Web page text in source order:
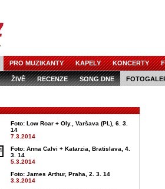
PRO MUZIKANTY KAPELY KONCERTY
ŽIVĚ RECENZE SONG DNE
Foto: Low Roar + Oly., Varšava (PL), 6. 3.
14
7.3.2014
Foto: Anna Calvi + Katarzia, Bratislava, 4.
3. 14
5.3.2014
Foto: James Arthur, Praha, 2. 3. 14
3.3.2014